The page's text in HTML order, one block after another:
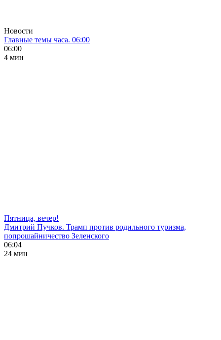
Новости
Главные темы часа. 06:00
06:00
4 мин
Пятница, вечер!
Дмитрий Пучков. Трамп против родильного туризма,
попрошайничество Зеленского
06:04
24 мин